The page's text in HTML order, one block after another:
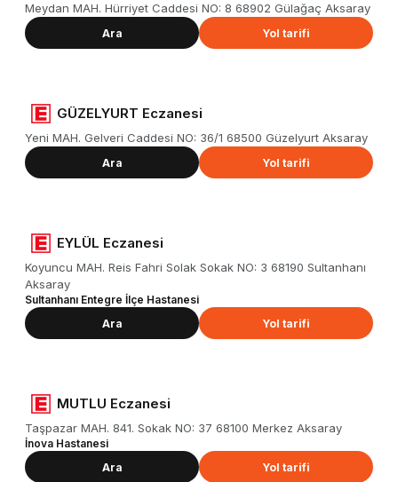
Meydan MAH. Hürriyet Caddesi NO: 8 68902 Gülağaç Aksaray
Ara Yol tarifi
GÜZELYURT Eczanesi
Yeni MAH. Gelveri Caddesi NO: 36/1 68500 Güzelyurt Aksaray
Ara Yol tarifi
EYLÜL Eczanesi
Koyuncu MAH. Reis Fahri Solak Sokak NO: 3 68190 Sultanhanı
Aksaray
Sultanhanı Entegre İlçe Hastanesi
Ara
Yol tarifi
MUTLU Eczanesi
Taşpazar MAH. 841. Sokak NO: 37 68100 Merkez Aksaray
İnova Hastanesi
Ara
Yol tarifi